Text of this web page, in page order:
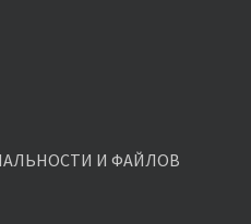
И ФАЙЛОВ